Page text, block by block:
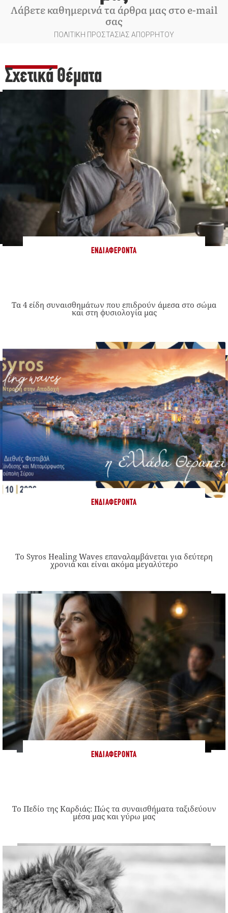
Λάβετε καθημερινά τα άρθρα μας στο e-mail
σας
ΠΟΛΙΤΙΚΗ ΠΡΟΣΤΑΣΙΑΣ ΑΠΟΡΡΗΤΟΥ
Σχετικά Θέματα
ΕΝΔΙΑΦΈΡΟΝΤΑ
Τα 4 είδη συναισθημάτων που επιδρούν άμεσα στο σώμα
και στη φυσιολογία μας
ΕΝΔΙΑΦΈΡΟΝΤΑ
Το Syros Healing Waves επαναλαμβάνεται για δεύτερη
χρονιά και είναι ακόμα μεγαλύτερο
ΕΝΔΙΑΦΈΡΟΝΤΑ
Το Πεδίο της Καρδιάς: Πώς τα συναισθήματα ταξιδεύουν
μέσα μας και γύρω μας